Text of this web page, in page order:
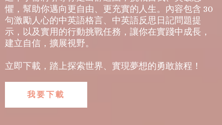
懼，幫助你邁向更自由、更充實的人生。內容包含 30
句激勵人心的中英語格言、中英語反思日記問題提
示，以及實用的行動挑戰任務，讓你在實踐中成長，
建立自信，擴展視野。
立即下載，踏上探索世界、實現夢想的勇敢旅程！
我要下載